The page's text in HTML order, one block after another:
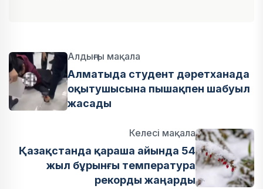
Алдыңғы мақала
Алматыда студент дәретханада
оқытушысына пышақпен шабуыл
жасады
Келесі мақала
Қазақстанда қараша айында 54
жыл бұрынғы температура
рекорды жаңарды